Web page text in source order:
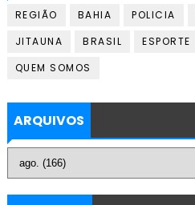
REGIÃO BAHIA POLICIA
JITAUNA
BRASIL ESPORTE
QUEM SOMOS
ARQUIVOS